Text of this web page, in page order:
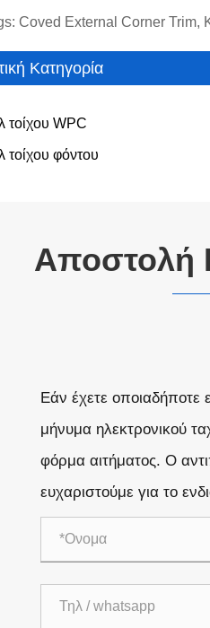
Coved External Corner Trim,
Κατηγορία
τοίχου WPC
τοίχου φόντου
Αποστολή
Εάν έχετε οποιαδήποτε
μήνυμα ηλεκτρονικού
φόρμα αιτήματος. Ο
ευχαριστούμε για το